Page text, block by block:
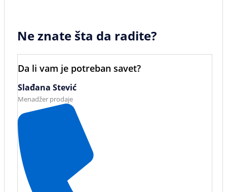
Ne znate šta da radite?
Da li vam je potreban savet?
Slađana Stević
Menadžer prodaje